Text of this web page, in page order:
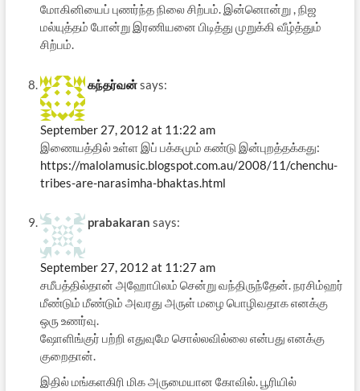
மோகினியைப் புணர்ந்த நிலை சிற்பம். இன்னொன்று , நிஜ
மல்யுத்தம் போன்று இரணியனை பிடித்து முறுக்கி வீழ்த்தும்
சிற்பம்.
கந்தர்வன்says:
September 27, 2012 at 11:22 am
இணையத்தில் உள்ள இப் பக்கமும் கண்டு இன்புறத்தக்கது:
https://malolamusic.blogspot.com.au/2008/11/chenchu-
tribes-are-narasimha-bhaktas.html
prabakaran says:
September 27, 2012 at 11:27 am
சமீபத்தில்தான் அஹோபிலம் சென்று வந்திருந்தேன். நரசிம்ஹர்
மீண்டும் மீண்டும் அவரது அருள் மழை பொழிவதாக எனக்கு
ஒரு உணர்வு.
ஷோளிங்குர் பற்றி எதுவுமே சொல்லவில்லை என்பது எனக்கு
குறைதான்.
இதில் மங்களகிரி மிக அருமையான கோவில். பூரியில்